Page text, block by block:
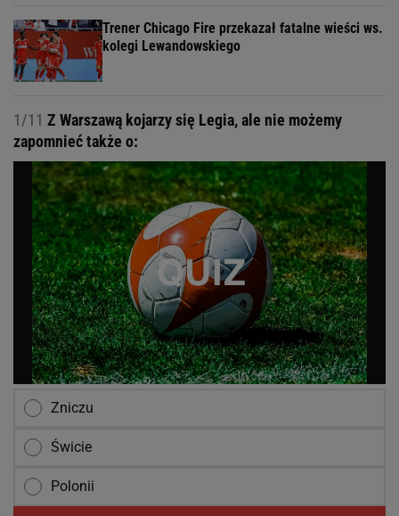
Trener Chicago Fire przekazał fatalne wieści ws.
kolegi Lewandowskiego
1/11 Z Warszawą kojarzy się Legia, ale nie możemy
zapomnieć także o:
Zniczu
Świcie
Polonii